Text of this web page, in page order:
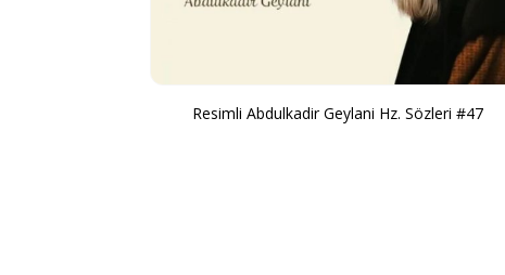
Resimli Abdulkadir Geylani Hz. Sözleri #47